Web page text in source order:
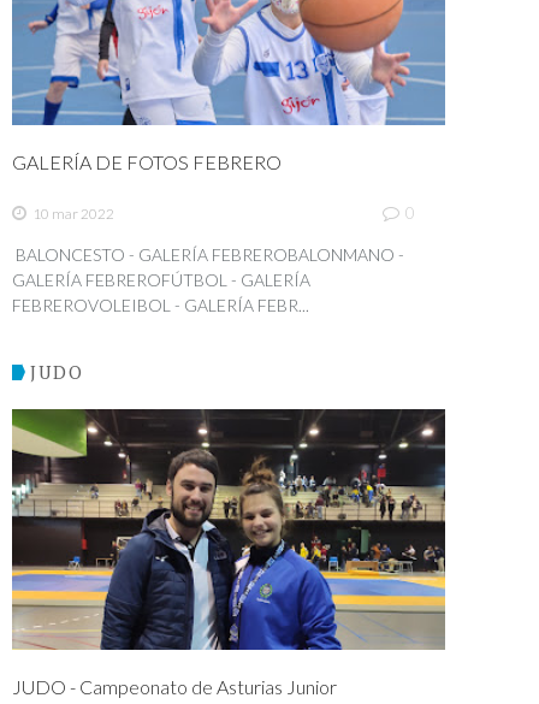
GALERÍA DE FOTOS FEBRERO
10 mar 2022 0
BALONCESTO - GALERÍA FEBREROBALONMANO -
GALERÍA FEBREROFÚTBOL - GALERÍA
FEBREROVOLEIBOL - GALERÍA FEBR...
JUDO
JUDO - Campeonato de Asturias Junior